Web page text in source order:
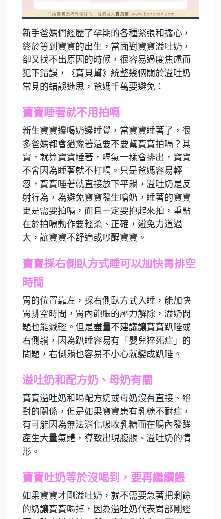
新手爸媽們經歷了孕期的各種緊張和擔心，
終於等到寶寶的出生，當面對寶寶溢吐奶，
卻又找不出原因的時候，很容易過度焦慮而
犯下錯誤，《寶貝幫》統整幾個關於溢吐奶
常見的錯誤迷思，爸媽千萬要避免：
寶寶睡著就不用拍嗝
新生寶寶邊喝奶邊睡覺，當寶寶睡著了，很
多爸媽都會猶豫著還要不要幫寶寶拍嗝？其
實，就算寶寶睡著，嗝氣一樣會排出，寶寶
不會因為睡著就不打嗝。只是爸媽容易輕
忽，寶寶睡著就直接放下平躺，溢吐奶是反
射行為，為避免寶寶發生嗆奶，睡著的寶寶
更是需要拍嗝，而且一定要抱起來拍，重點
在於拍嗝動作要輕柔、正確，避免力道過
大，讓寶寶不舒適或吵醒寶寶。
寶寶採右側臥方式睡可以加快胃排空
時間
胃的位置靠左，採右側臥方式入睡，能加快
胃排空時間，胃內飽脹的壓力解除，溢奶問
題也能減輕。但是盡量不建議讓寶寶趴睡或
右側躺，因為趴睡容易有「嬰兒猝死症」的
問題，右側躺也容易不小心就變成趴睡。
溢吐奶和配方奶、母奶有關
寶寶溢吐奶和喝配方奶或母奶沒有直接、絕
對的關係，但是如果寶寶患有乳糖不耐症，
有可能因為無法消化吸收乳糖而在腸內發酵
產生大量氣體，導致出現腹脹、溢吐奶的情
形。
寶寶吐奶等於沒喝到，要再繼續餵
如果寶寶才剛溢吐奶，就不需要急著把剩餘
的奶讓寶寶喝掉，因為溢吐奶代表胃部剛經